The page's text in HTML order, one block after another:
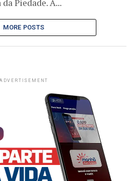
Piedade. A...
MORE POSTS
ADVERTISEMENT